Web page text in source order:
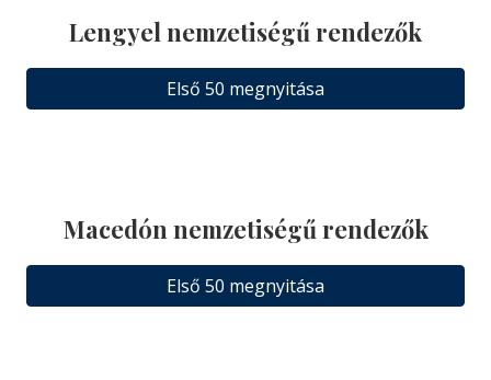
Lengyel nemzetiségű rendezők
Első 50 megnyitása
Macedón nemzetiségű rendezők
Első 50 megnyitása